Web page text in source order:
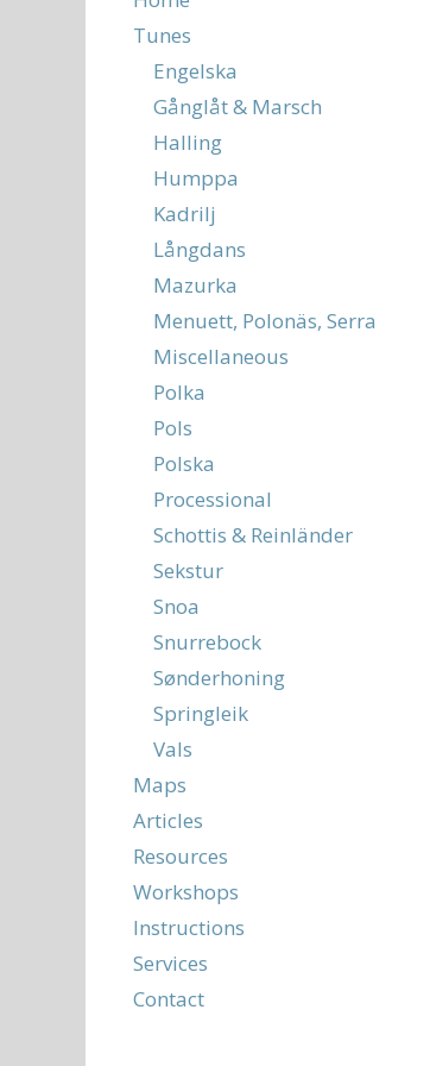
Tunes
Engelska
Gånglåt & Marsch
Halling
Humppa
Kadrilj
Långdans
Mazurka
Menuett, Polonäs, Serra
Miscellaneous
Polka
Pols
Polska
Processional
Schottis & Reinländer
Sekstur
Snoa
Snurrebock
Sønderhoning
Springleik
Vals
Maps
Articles
Resources
Workshops
Instructions
Services
Contact